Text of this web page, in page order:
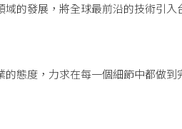
的發展，將全球最前沿的技術引入
態度，力求在每一個細節中都做